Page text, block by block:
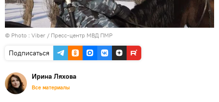
© Photo : Viber / Пресс-центр МВД ПМР
Подписаться
Ирина Ляхова
Все материалы